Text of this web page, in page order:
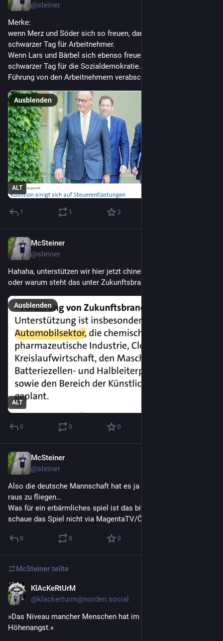
@steiner
Merke:
wenn Merz und Söder sich so freuen, dann ist es ein
schwarzer Tag für Arbeitnehmer.
Wenn Lars und Bärbel sich ebenso freuen, dann ist es ein
schwarzer Tag für die Sozialdemokratie. Denn da hat sich die
Führung von den Arbeitnehmern verabschiedet.
ALT
Ausblenden
1 1 2
McSteiner
@steiner
Hahaha, unterstützen wir hier jetzt chinesische Autobauer
oder warum steht das unter Zukunftsbranche?
ALT
Ausblenden
0 0 0
McSteiner
@steiner
Also die deutsche Mannschaft hat es ja sowas von verdient
raus zu fliegen…
Was für ein erbärmliches spiel ist das bitte? (Und ja, ich
schaue das Spiel nicht via MagentaTV/Öffis…)
0 0 0
McSteiner teilte
KlAcKeRtUrM
@klackerturm@norden.social
»Das Niveau mancher Menschen hat im Keller noch
Höhenangst.«